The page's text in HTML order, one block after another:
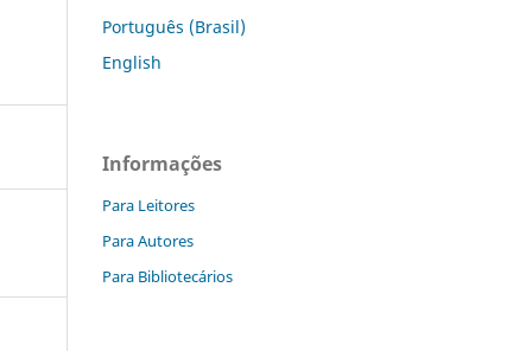
Português (Brasil)
English
Informações
Para Leitores
Para Autores
Para Bibliotecários